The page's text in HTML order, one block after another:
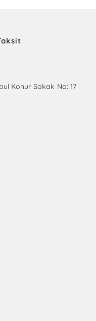
Konur Sokak No: 17